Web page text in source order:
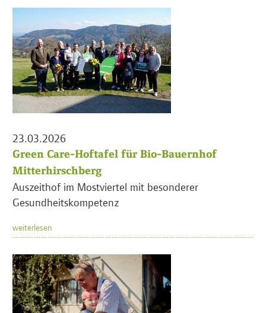
23.03.2026
Green Care-Hoftafel für Bio-Bauernhof
Mitterhirschberg
Auszeithof im Mostviertel mit besonderer
Gesundheitskompetenz
weiterlesen